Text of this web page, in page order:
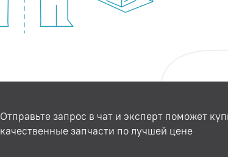
Отправьте запрос в чат и эксперт поможет
качественные запчасти по лучшей цене